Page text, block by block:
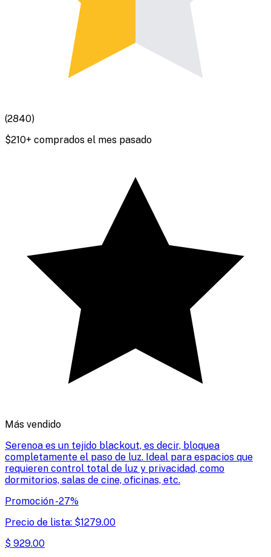
(2840)
$210+ comprados el mes pasado
Más vendido
Serenoa es un tejido blackout, es decir, bloquea
completamente el paso de luz. Ideal para espacios que
requieren control total de luz y privacidad, como
dormitorios, salas de cine, oficinas, etc.
Promoción-27%
Precio de lista: $1279.00
$ 929.00